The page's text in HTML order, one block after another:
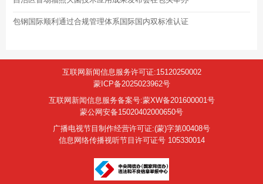
包钢国际顺利通过合规管理体系国际国内双标准认证
互联网新闻信息服务许可证:15120250002
蒙ICP备2025023962号
互联网新闻信息服务备案号:蒙XW备201600001号
蒙公网安备15020402000650号
广播电视节目制作经营许可证:(蒙)字第00408号
信息网络传播视听节目许可证号 105330014